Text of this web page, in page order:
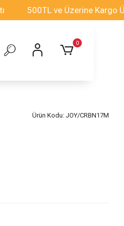
500TL ve Üzerine Kargo
0
Ürün Kodu: JOY/CRBN17M